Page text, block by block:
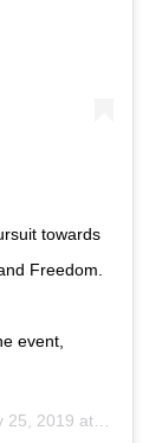
towards
Freedom.
event,
2019 at 9:37pm PDT